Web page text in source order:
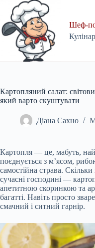
content
Шеф-
Картопляний салат:
який варто скуштувати
Діана Сахно
Картопля — це, мабуть,
поєднується з м’ясом,
самостійна страва.
сучасні господині —
апетитною скоринкою та
багатті. Навіть просто
смачний і ситний гарнір.